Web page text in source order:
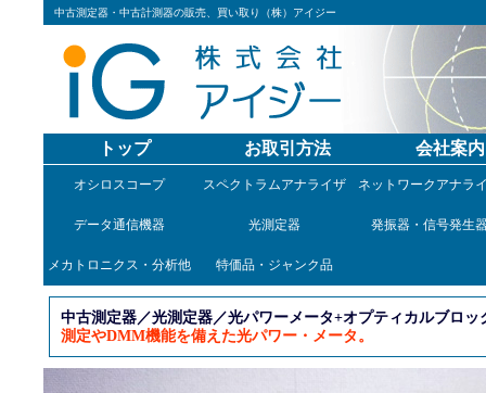
中古測定器・中古計測器の販売、買い取り（株）アイジー
トップ お取引方法 会社案内
オシロスコープ スペクトラムアナライザ ネットワークアナラ
データ通信機器 光測定器 発振器・信号発生
メカトロニクス・分析他 特価品・ジャンク品
中古測定器／光測定器／光パワーメータ+オプティカルブロッ
測定やDMM機能を備えた光パワー・メータ。